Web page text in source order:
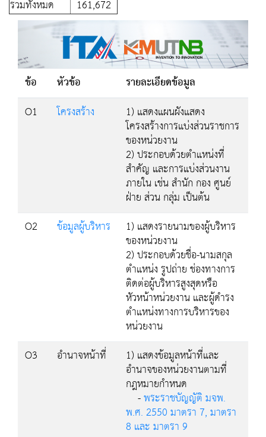
รวมทั้งหมด
161,672
ข้อ หัวข้อ รายละเอียดข้อมูล
O1 โครงสร้าง 1) แสดงแผนผังแสดง
โครงสร้างการแบ่งส่วนราชการ
ของหน่วยงาน
2) ประกอบด้วยตำแหน่งที่
สำคัญ และการแบ่งส่วนงาน
ภายใน เช่น สำนัก กอง ศูนย์
ฝ่าย ส่วน กลุ่ม เป็นต้น
O2
ข้อมูลผู้บริหาร 1) แสดงรายนามของผู้บริหาร
ของหน่วยงาน
2) ประกอบด้วยชื่อ-นามสกุล
ตำแหน่ง รูปถ่าย ช่องทางการ
ติดต่อผู้บริหารสูงสุดหรือ
หัวหน้าหน่วยงาน และผู้ดำรง
ตำแหน่งทางการบริหารของ
หน่วยงาน
O3
อำนาจหน้าที่ 1) แสดงข้อมูลหน้าที่และ
อำนาจของหน่วยงานตามที่
กฎหมายกำหนด
-พระราชบัญญัติ มจพ.
พ.ศ. 2550 มาตรา 7, มาตรา
8 และ มาตรา 9